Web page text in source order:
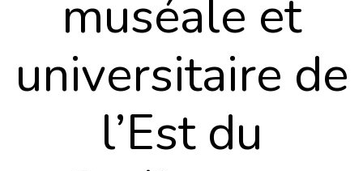
muséale et
universitaire de
l’Est du